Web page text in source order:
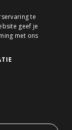
te
geef je
met ons